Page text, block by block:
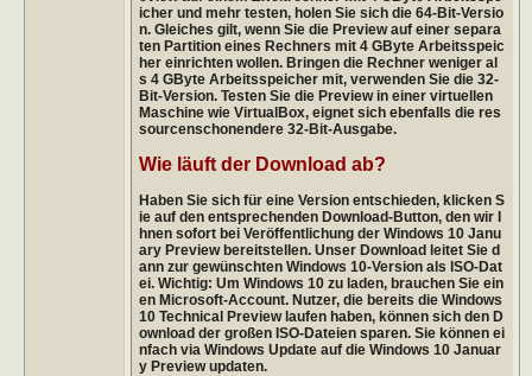
icher und mehr testen, holen Sie sich die 64-Bit-Versio
n. Gleiches gilt, wenn Sie die Preview auf einer separa
ten Partition eines Rechners mit 4 GByte Arbeitsspeic
her einrichten wollen. Bringen die Rechner weniger al
s 4 GByte Arbeitsspeicher mit, verwenden Sie die 32-
Bit-Version. Testen Sie die Preview in einer virtuellen
Maschine wie VirtualBox, eignet sich ebenfalls die res
sourcenschonendere 32-Bit-Ausgabe.
Wie läuft der Download ab?
Haben Sie sich für eine Version entschieden, klicken S
ie auf den entsprechenden Download-Button, den wir I
hnen sofort bei Veröffentlichung der Windows 10 Janu
ary Preview bereitstellen. Unser Download leitet Sie d
ann zur gewünschten Windows 10-Version als ISO-Dat
ei. Wichtig: Um Windows 10 zu laden, brauchen Sie ein
en Microsoft-Account. Nutzer, die bereits die Windows
10 Technical Preview laufen haben, können sich den D
ownload der großen ISO-Dateien sparen. Sie können ei
nfach via Windows Update auf die Windows 10 Januar
y Preview updaten.